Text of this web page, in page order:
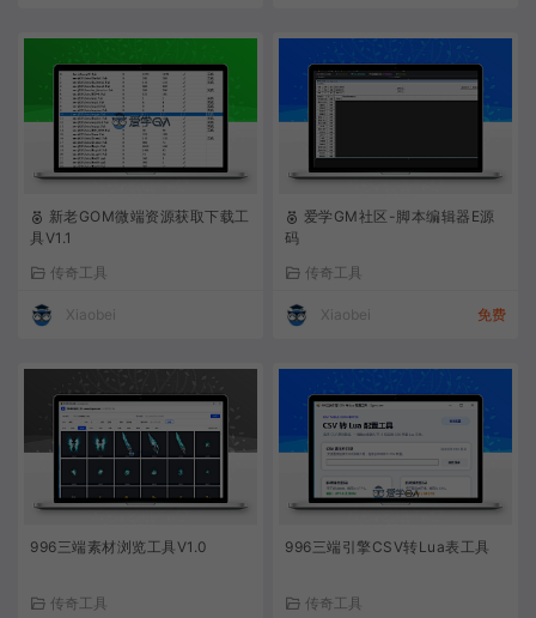
新老GOM微端资源获取下载工
具V1.1
传奇工具
Xiaobei
爱学GM社区-脚本编辑器E源
码
传奇工具
Xiaobei 免费
996三端素材浏览工具V1.0
传奇工具
996三端引擎CSV转Lua表工具
传奇工具